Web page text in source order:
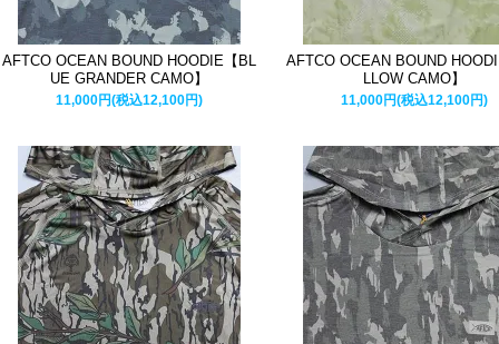
AFTCO OCEAN BOUND HOODIE【BL
UE GRANDER CAMO】
11,000円(税込12,100円)
AFTCO OCEAN BOUND
LLOW CAMO】
11,000円(税込12,100円)